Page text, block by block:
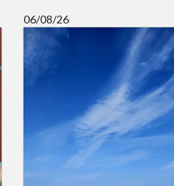
06/08/26